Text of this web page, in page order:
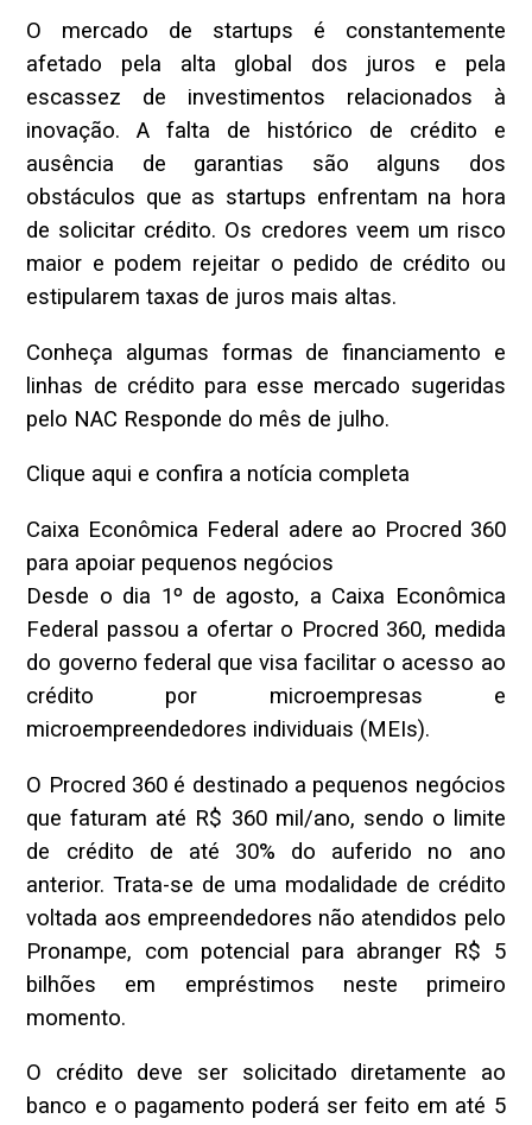
O mercado de startups é constantemente
afetado pela alta global dos juros e pela
escassez de investimentos relacionados à
inovação. A falta de histórico de crédito e
ausência de garantias são alguns dos
obstáculos que as startups enfrentam na hora
de solicitar crédito. Os credores veem um risco
maior e podem rejeitar o pedido de crédito ou
estipularem taxas de juros mais altas.
Conheça algumas formas de financiamento e
linhas de crédito para esse mercado sugeridas
pelo NAC Responde do mês de julho.
Clique aqui e confira a notícia completa
Caixa Econômica Federal adere ao Procred 360
para apoiar pequenos negócios
Desde o dia 1º de agosto, a Caixa Econômica
Federal passou a ofertar o Procred 360, medida
do governo federal que visa facilitar o acesso ao
crédito por microempresas e
microempreendedores individuais (MEIs).
O Procred 360 é destinado a pequenos negócios
que faturam até R$ 360 mil/ano, sendo o limite
de crédito de até 30% do auferido no ano
anterior. Trata-se de uma modalidade de crédito
voltada aos empreendedores não atendidos pelo
Pronampe, com potencial para abranger R$ 5
bilhões em empréstimos neste primeiro
momento.
O crédito deve ser solicitado diretamente ao
banco e o pagamento poderá ser feito em até 5